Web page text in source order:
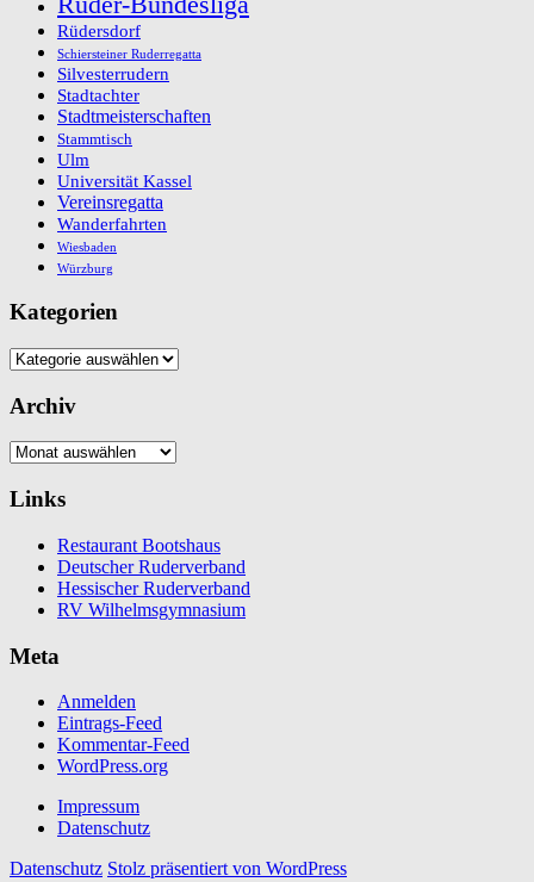
Rüdersdorf
Schiersteiner Ruderregatta
Silvesterrudern
Stadtachter
Stadtmeisterschaften
Stammtisch
Ulm
Universität Kassel
Vereinsregatta
Wanderfahrten
Wiesbaden
Würzburg
Kategorien
Kategorien
Archiv
Archiv
Links
Restaurant Bootshaus
Deutscher Ruderverband
Hessischer Ruderverband
RV Wilhelmsgymnasium
Meta
Anmelden
Eintrags-Feed
Kommentar-Feed
WordPress.org
Impressum
Datenschutz
Datenschutz Stolz präsentiert von WordPress